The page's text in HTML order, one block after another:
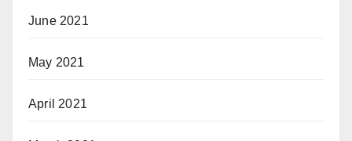
June 2021
May 2021
April 2021